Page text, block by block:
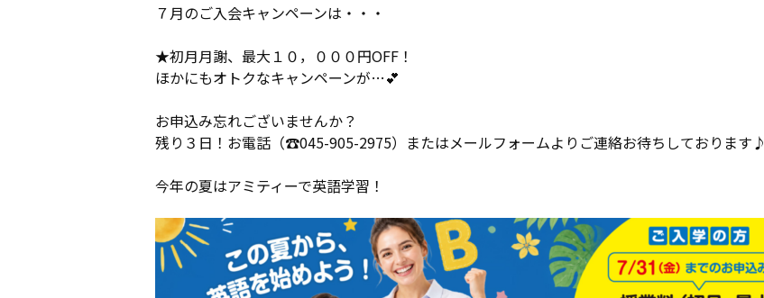
７月のご入会キャンペーンは・・・
★初月月謝、最大１０，０００円OFF！
ほかにもオトクなキャンペーンが…💕
お申込み忘れございませんか？
残り３日！お電話（☎045-905-2975）またはメールフォームよりご連絡お待ちしております♪
今年の夏はアミティーで英語学習！